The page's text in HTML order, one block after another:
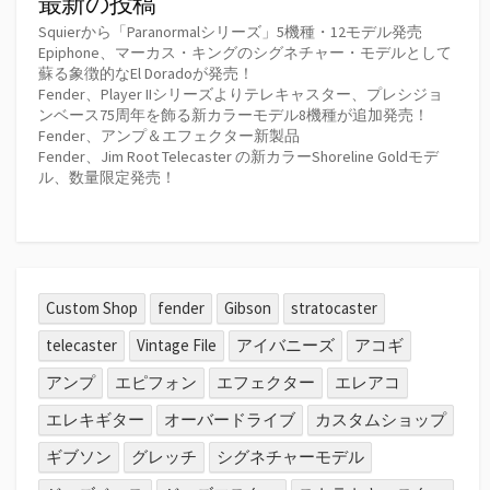
Squierから「Paranormalシリーズ」5機種・12モデル発売
Epiphone、マーカス・キングのシグネチャー・モデルとして
蘇る象徴的なEl Doradoが発売！
Fender、Player IIシリーズよりテレキャスター、プレシジョ
ンベース75周年を飾る新カラーモデル8機種が追加発売！
Fender、アンプ＆エフェクター新製品
Fender、Jim Root Telecaster の新カラーShoreline Goldモデ
ル、数量限定発売！
Custom Shop fender Gibson
stratocaster
telecaster
Vintage File アイバニーズ
アコギ
アンプ
エピフォン エフェクター
エレアコ
エレキギター
オーバードライブ
カスタムショップ
ギブソン
グレッチ
シグネチャーモデル